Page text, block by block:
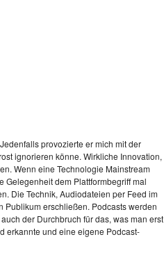
provozierte er mich mit der
ignorieren könne. Wirkliche Innovation,
Wenn eine Technologie Mainstream
Gelegenheit dem Plattformbegriff mal
Die Technik, Audiodateien per Feed im
Publikum erschließen. Podcasts werden
der Durchbruch für das, was man erst
erkannte und eine eigene Podcast-